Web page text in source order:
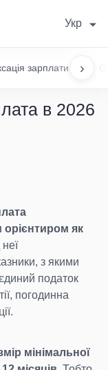
Укр
›
зарплати
в 2026
як
неї
з якими
податок
погодинна
мінімальної